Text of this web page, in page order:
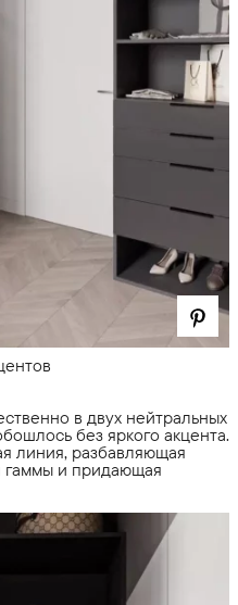
в двух нейтральных
без яркого акцента.
линия, разбавляющая
гаммы и придающая